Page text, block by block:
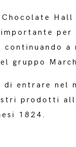
Chocolate
importante
gruppo
di entrare nel
prodotti
1824.